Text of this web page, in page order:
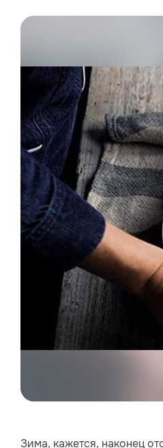
Зима, кажется, наконец